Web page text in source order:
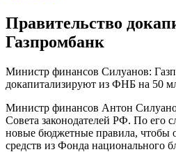
Правительство
Газпромбанк
Министр финансов Силуанов:
докапитализируют из ФНБ на 50
Министр финансов Антон
Совета законодателей РФ. По его
новые бюджетные правила, чтобы
средств из Фонда национального